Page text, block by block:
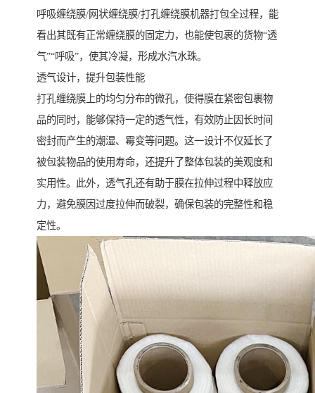
呼吸缠绕膜/网状缠绕膜/打孔缠绕膜机器打包全过程，能
看出其既有正常缠绕膜的固定力，也能使包裹的货物“透
气”“呼吸”，使其冷凝，形成水汽水珠。
透气设计，提升包装性能
打孔缠绕膜上的均匀分布的微孔，使得膜在紧密包裹物
品的同时，能够保持一定的透气性，有效防止因长时间
密封而产生的潮湿、霉变等问题。这一设计不仅延长了
被包装物品的使用寿命，还提升了整体包装的美观度和
实用性。此外，透气孔还有助于膜在拉伸过程中释放应
力，避免膜因过度拉伸而破裂，确保包装的完整性和稳
定性。